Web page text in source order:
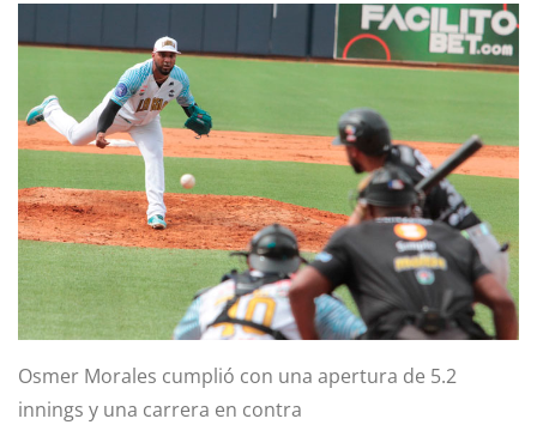
Osmer Morales cumplió con una apertura de 5.2
innings y una carrera en contra